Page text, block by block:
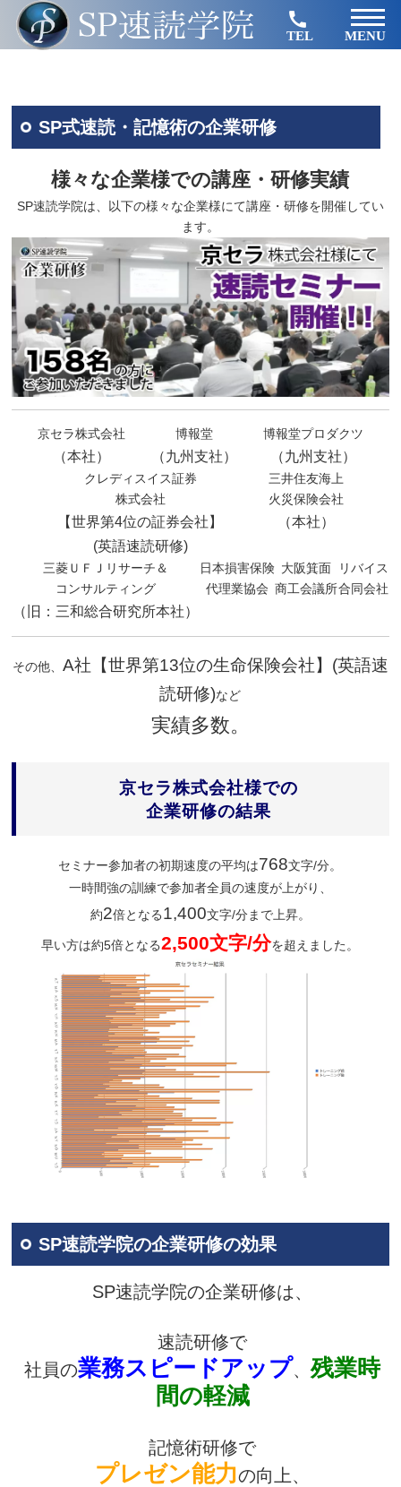
TEL MENU
SP式速読・記憶術の企業研修
様々な企業様での講座・研修実績
SP速読学院は、以下の様々な企業様にて講座・研修を開催してい
ます。
京セラ株式会社
（本社）
博報堂
（九州支社）
博報堂プロダクツ
（九州支社）
クレディスイス証券
株式会社
【世界第4位の証券会社】
(英語速読研修)
三井住友海上
火災保険会社
（本社）
三菱ＵＦＪリサーチ＆
コンサルティング
（旧：三和総合研究所本社）
日本損害保険
代理業協会
大阪箕面
商工会議所
リバイス
合同会社
その他、 A社【世界第13位の生命保険会社】(英語速
読研修)など
実績多数。
京セラ株式会社様での
企業研修の結果
セミナー参加者の初期速度の平均は768文字/分。
一時間強の訓練で参加者全員の速度が上がり、
約2倍となる 1,400文字/分まで上昇。
早い方は約5倍となる 2,500文字/分を超えました。
SP速読学院の企業研修の効果
SP速読学院の企業研修は、
速読研修で
社員の業務スピードアップ 、残業時
間の軽減
記憶術研修で
プレゼン能力の向上、